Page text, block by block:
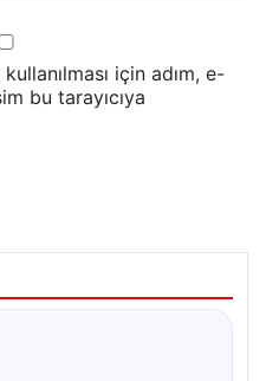
için adım, e-
bu tarayıcıya